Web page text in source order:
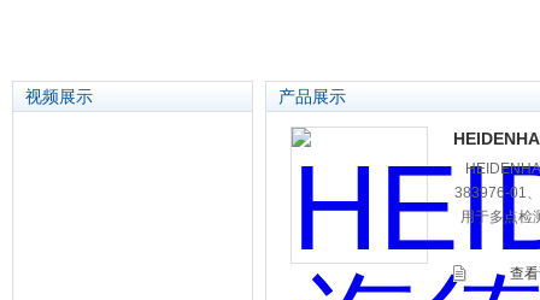
视频展示 产品展示
383976-01
用于多点检
查